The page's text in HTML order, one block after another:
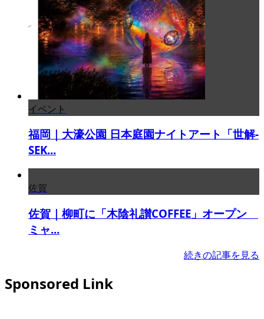
イベント
福岡｜大濠公園 日本庭園ナイトアート「世解-
SEK...
佐賀
佐賀｜柳町に「木陰礼讃COFFEE」オープン
ミャ...
続きの記事を見る
Sponsored Link